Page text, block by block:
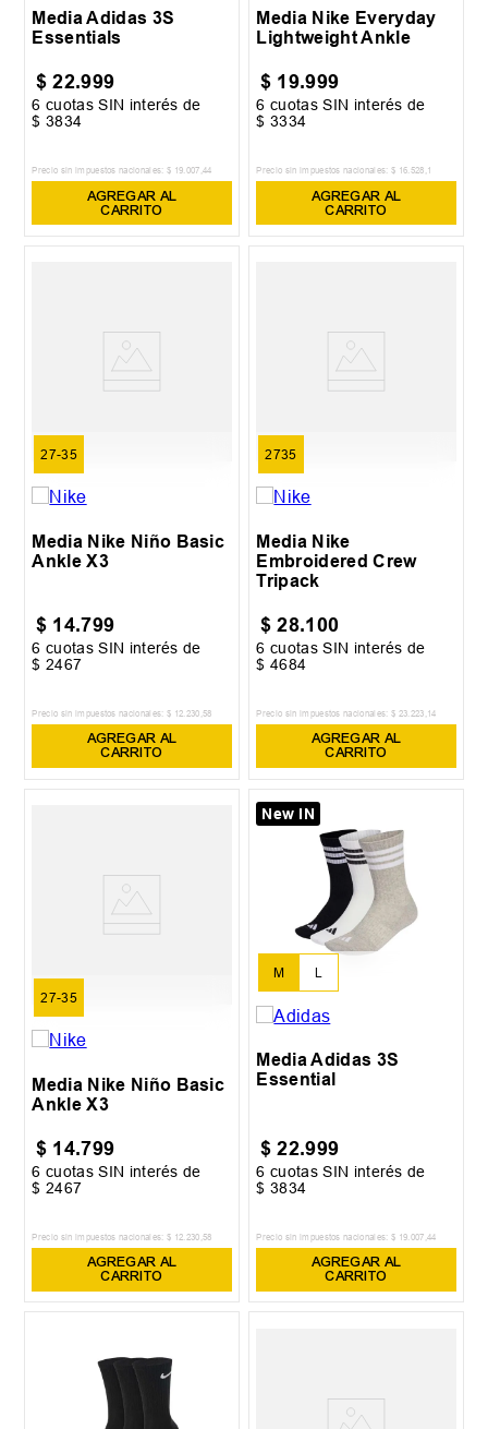
Media Adidas 3S
Essentials
$ 22.999
6 cuotas SIN interés de
$ 3834
Precio sin impuestos nacionales: $ 19.007 ,44
AGREGAR AL
CARRITO
Media Nike Everyday
Lightweight Ankle
$ 19.999
6 cuotas SIN interés de
$ 3334
Precio sin impuestos nacionales: $ 16.528 ,1
AGREGAR AL
CARRITO
27-35
Media Nike Niño Basic
Ankle X3
$ 14.799
6 cuotas SIN interés de
$ 2467
Precio sin impuestos nacionales: $ 12 230 58
AGREGAR AL
CARRITO
2735
Media Nike
Embroidered Crew
Tripack
$ 28.100
6 cuotas SIN interés de
$ 4684
Precio sin impuestos nacionales: $ 23 223 14
AGREGAR AL
CARRITO
27-35
Media Nike Niño Basic
Ankle X3
$ 14.799
6 cuotas SIN interés de
$ 2467
Precio sin impuestos nacionales: $ 12 230 58
AGREGAR AL
CARRITO
New IN
M L
Media Adidas 3S
Essential
$ 22.999
6 cuotas SIN interés de
$ 3834
Precio sin impuestos nacionales: $ 19 007 44
AGREGAR AL
CARRITO